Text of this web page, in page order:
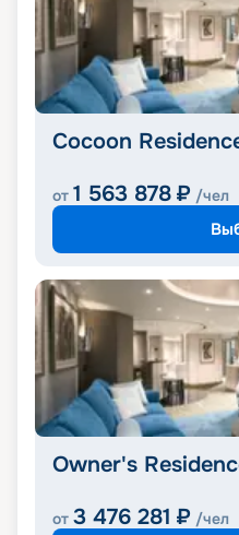
Cocoon
от 1 563 878 ₽ /чел
Owner's
от 3 476 281 ₽ /чел